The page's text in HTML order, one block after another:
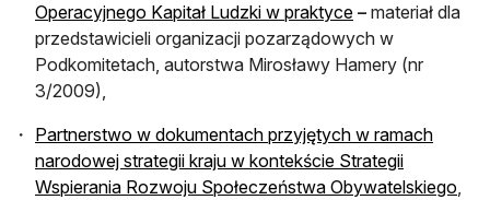
Operacyjnego Kapitał Ludzki w praktyce – materiał dla
przedstawicieli organizacji pozarządowych w
Podkomitetach, autorstwa Mirosławy Hamery (nr
3/2009),
Partnerstwo w dokumentach przyjętych w ramach
narodowej strategii kraju w kontekście Strategii
Wspierania Rozwoju Społeczeństwa Obywatelskiego,